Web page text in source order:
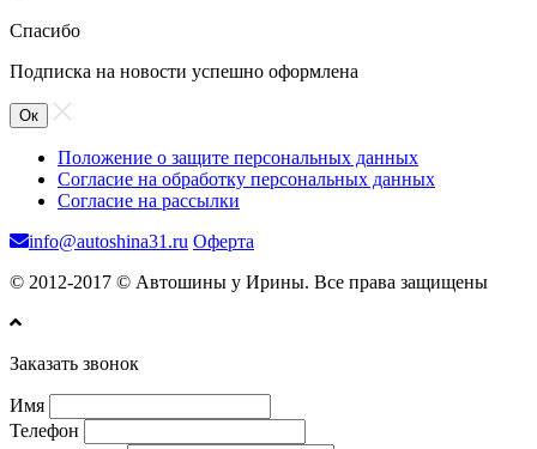
Спасибо
Подписка на новости успешно оформлена
Ок
Положение о защите персональных данных
Согласие на обработку персональных данных
Согласие на рассылки
info@autoshina31.ru Оферта
© 2012-2017 © Автошины у Ирины. Все права защищены
Заказать звонок
Имя
Телефон